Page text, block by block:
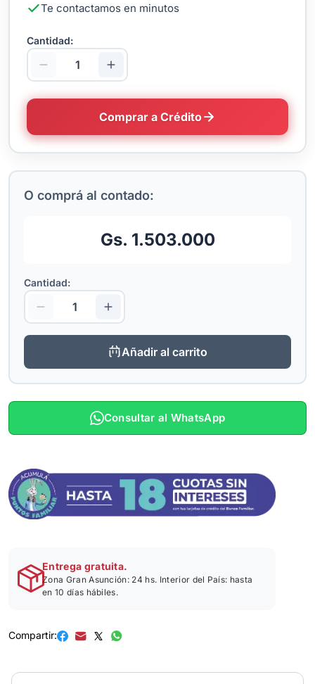
Te contactamos en minutos
Cantidad:
Comprar a Crédito
O comprá al contado:
Gs. 1.503.000
Cantidad:
Añadir al carrito
Consultar al WhatsApp
Entrega gratuita.
Zona Gran Asunción: 24 hs. Interior del País: hasta
en 10 días hábiles.
Compartir: